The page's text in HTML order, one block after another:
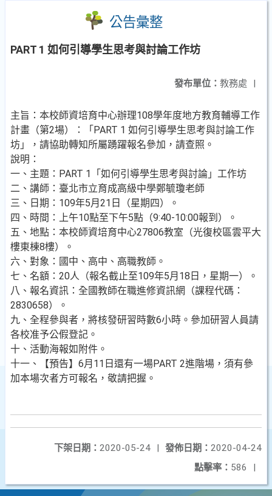
公告彙整
PART 1 如何引導學生思考與討論工作坊
發布單位： 教務處 |
主旨：本校師資培育中心辦理108學年度地方教育輔導工作
計畫（第2場）：「PART 1 如何引導學生思考與討論工作
坊」，請協助轉知所屬踴躍報名參加，請查照。
說明：
一、主題：PART 1「如何引導學生思考與討論」工作坊
二、講師：臺北市立育成高級中學鄭毓瓊老師
三、日期：109年5月21日（星期四）。
四、時間：上午10點至下午5點（9:40-10:00報到）。
五、地點：本校師資培育中心27806教室（光復校區雲平大
樓東棟8樓）。
六、對象：國中、高中、高職教師。
七、名額：20人（報名截止至109年5月18日，星期一）。
八、報名資訊：全國教師在職進修資訊網（課程代碼：
2830658）。
九、全程參與者，將核發研習時數6小時。參加研習人員請
各校准予公假登記。
十、活動海報如附件。
十一、【預告】6月11日還有一場PART 2進階場，須有參
加本場次者方可報名，敬請把握。
發佈日期： 2020-04-24
下架日期： 2020-05-24
|
點擊率： 586 |